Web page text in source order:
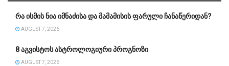
რა ისმის ნია იმნაძისა და მამამისის ფარული ჩანაწერიდან?
AUGUST 7, 2026
8 აგვისტოს ასტროლოგიური პროგნოზი
AUGUST 7, 2026